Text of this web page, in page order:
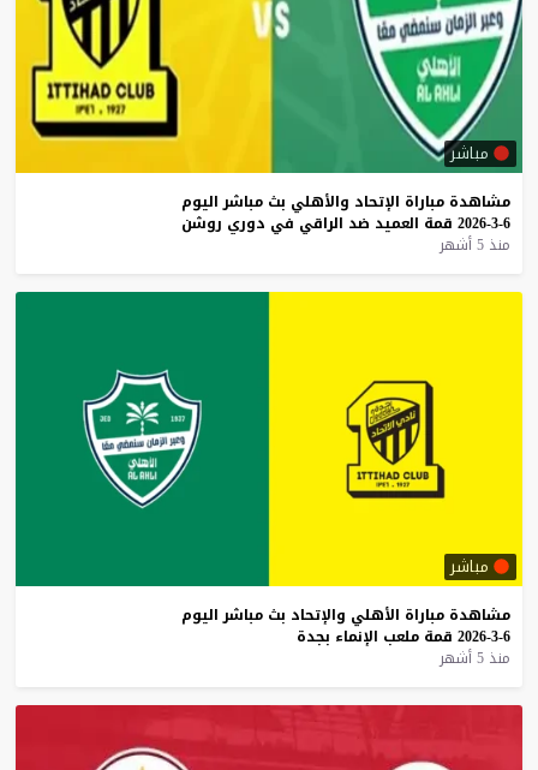
مباشر
مشاهدة مباراة الإتحاد والأهلي بث مباشر اليوم
6-3-2026
قمة العميد ضد الراقي في دوري روشن
منذ 5 أشهر
مباشر
مشاهدة مباراة الأهلي والإتحاد بث مباشر اليوم
6-3-2026
قمة ملعب الإنماء بجدة
منذ 5 أشهر